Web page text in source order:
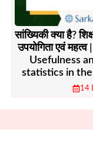
सांख्यिकी क्या है?
उपयोगिता एवं
Usefulness
statistics in
14